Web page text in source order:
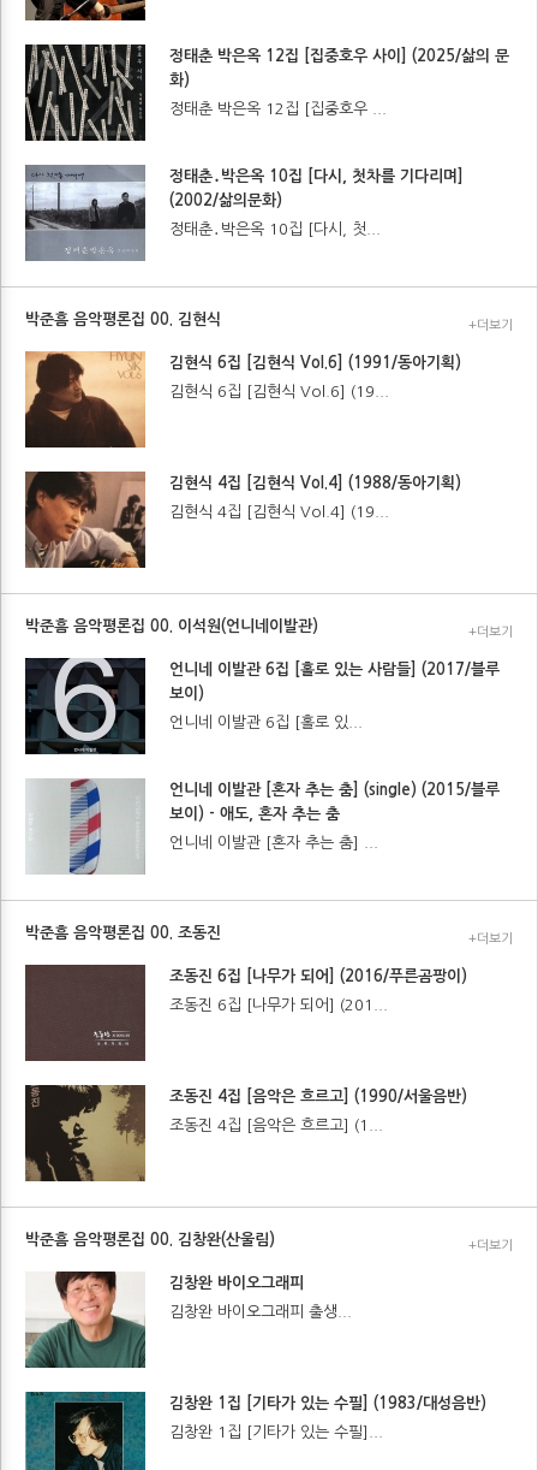
정태춘 박은옥 12집 [집중호우 사이] (2025/삶의 문
화)
정태춘 박은옥 12집 [집중호우 ...
정태춘․박은옥 10집 [다시, 첫차를 기다리며]
(2002/삶의문화)
정태춘․박은옥 10집 [다시, 첫...
박준흠 음악평론집 00. 김현식 +더보기
김현식 6집 [김현식 Vol.6] (1991/동아기획)
김현식 6집 [김현식 Vol.6] (19...
김현식 4집 [김현식 Vol.4] (1988/동아기획)
김현식 4집 [김현식 Vol.4] (19...
박준흠 음악평론집 00. 이석원(언니네이발관) +더보기
언니네 이발관 6집 [홀로 있는 사람들] (2017/블루
보이)
언니네 이발관 6집 [홀로 있...
언니네 이발관 [혼자 추는 춤] (single) (2015/블루
보이) - 애도, 혼자 추는 춤
언니네 이발관 [혼자 추는 춤] ...
박준흠 음악평론집 00. 조동진 +더보기
조동진 6집 [나무가 되어] (2016/푸른곰팡이)
조동진 6집 [나무가 되어] (201...
조동진 4집 [음악은 흐르고] (1990/서울음반)
조동진 4집 [음악은 흐르고] (1...
박준흠 음악평론집 00. 김창완(산울림) +더보기
김창완 바이오그래피
김창완 바이오그래피 출생...
김창완 1집 [기타가 있는 수필] (1983/대성음반)
김창완 1집 [기타가 있는 수필]...